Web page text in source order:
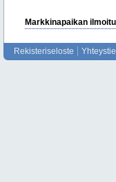
Markkinapaikan
Rekisteriseloste